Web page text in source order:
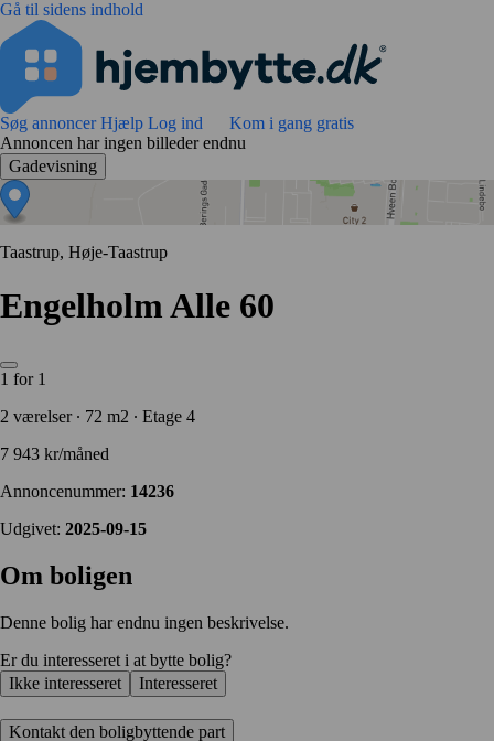
Gå til sidens indhold
Søg annoncerHjælp Log ind
Kom i gang gratis
Annoncen har ingen billeder endnu
Gadevisning
Taastrup, Høje-Taastrup
Engelholm Alle 60
1 for 1
2 værelser ∙ 72 m2 ∙ Etage 4
7 943 kr/måned
Annoncenummer: 14236
Udgivet: 2025-09-15
Om boligen
Denne bolig har endnu ingen beskrivelse.
Er du interesseret i at bytte bolig?
Ikke interesseret
Interesseret
Kontakt den boligbyttende part